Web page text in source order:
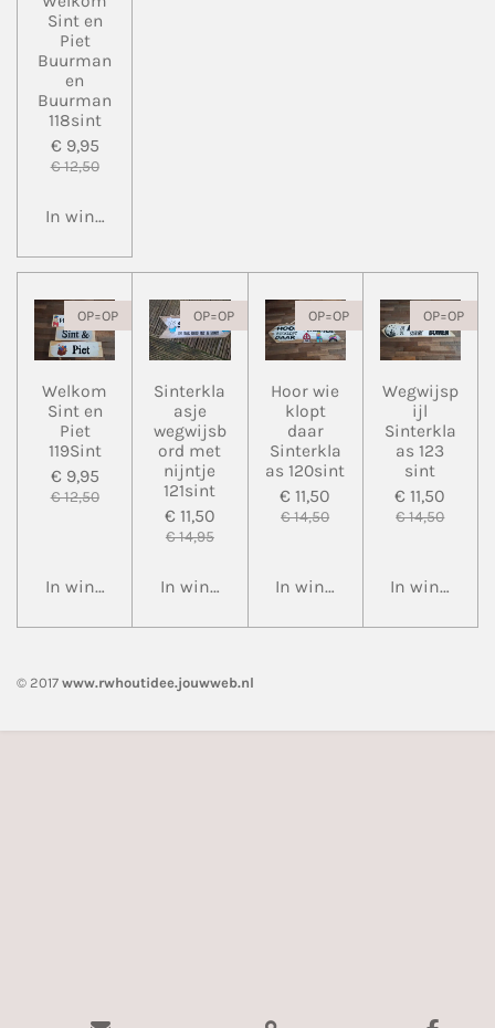
Sint en
Piet
Buurman
en
Buurman
118sint
€ 9,95
€ 12,50
In winkelwagen
OP=OP
Welkom
Sint en
Piet
119Sint
€ 9,95
€ 12,50
In winkelwagen
OP=OP
Sinterkla
asje
wegwijsb
ord met
nijntje
121sint
€ 11,50
€ 14,95
In winkelwagen
OP=OP
Hoor wie
klopt
daar
Sinterkla
as 120sint
€ 11,50
€ 14,50
In winkelwagen
OP=OP
Wegwijsp
ijl
Sinterkla
as 123
sint
€ 11,50
€ 14,50
In
© 2017 www.rwhoutidee.jouwweb.nl